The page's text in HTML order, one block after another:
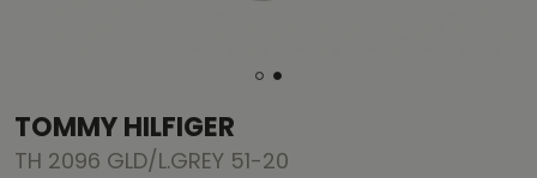
TOMMY HILFIGER
TH 2096 GLD/L.GREY 51-20